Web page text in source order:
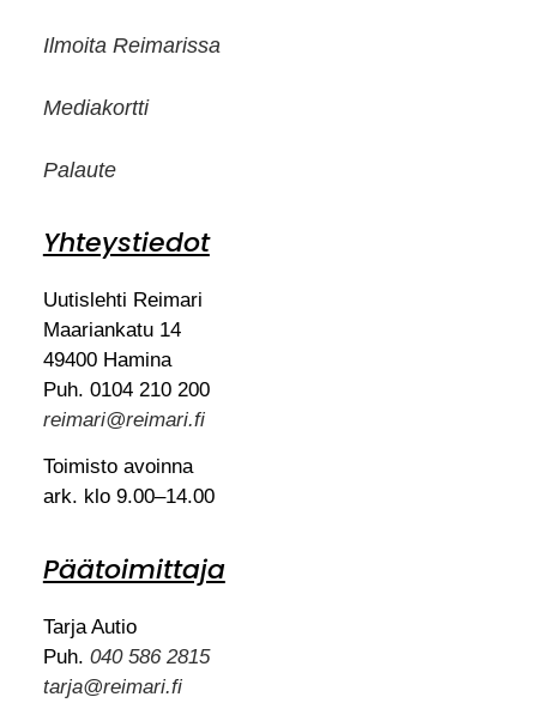
Ilmoita Reimarissa
Mediakortti
Palaute
Yhteystiedot
Uutislehti Reimari
Maariankatu 14
49400 Hamina
Puh. 0104 210 200
reimari@reimari.fi
Toimisto avoinna
ark. klo 9.00–14.00
Päätoimittaja
Tarja Autio
Puh. 040 586 2815
tarja@reimari.fi